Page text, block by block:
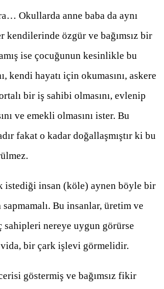
Okullarda anne baba da aynı
kendilerinde özgür ve bağımsız bir
ise çocuğunun kesinlikle bu
kendi hayatı için okumasını, askere
bir iş sahibi olmasını, evlenip
ve emekli olmasını ister. Bu
fakat o kadar doğallaşmıştır ki bu
istediği insan (köle) aynen böyle bir
Bu insanlar, üretim ve
sahipleri nereye uygun görürse
bir çark işlevi görmelidir.
göstermiş ve bağımsız fikir